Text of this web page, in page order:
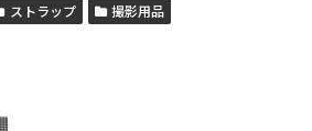
ストラップ 撮影用品